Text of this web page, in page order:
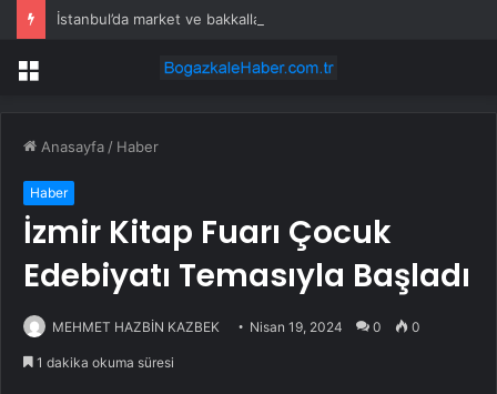
Menü
Anasayfa / Haber
Haber
İzmir Kitap Fuarı Çocuk
Edebiyatı Temasıyla Başladı
MEHMET HAZBİN KAZBEK Nisan 19, 2024 0 0
1 dakika okuma süresi